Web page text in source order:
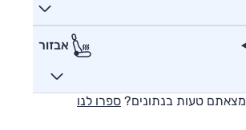
אבזור
מצאתם טעות בנתונים? ספרו לנו